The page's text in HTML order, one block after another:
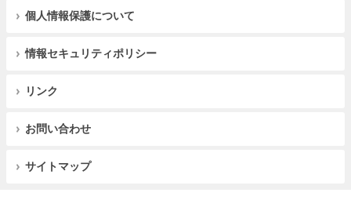
個人情報保護について
情報セキュリティポリシー
リンク
お問い合わせ
サイトマップ